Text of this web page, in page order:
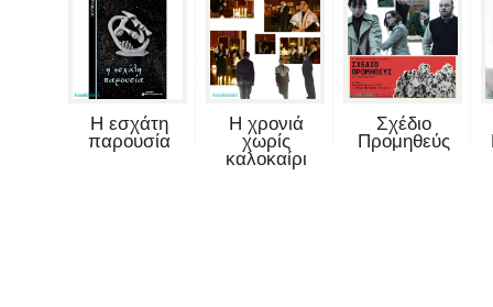
Η εσχάτη
παρουσία
Η χρονιά
χωρίς
καλοκαίρι
Σχέδιο
Προμηθεύς